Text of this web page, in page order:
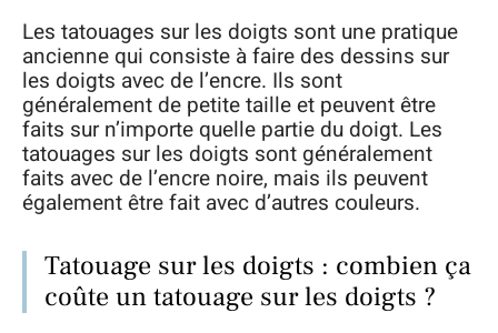
Les tatouages sur les doigts sont une pratique
ancienne qui consiste à faire des dessins sur
les doigts avec de l’encre. Ils sont
généralement de petite taille et peuvent être
faits sur n’importe quelle partie du doigt. Les
tatouages sur les doigts sont généralement
faits avec de l’encre noire, mais ils peuvent
également être fait avec d’autres couleurs.
Tatouage sur les doigts : combien ça
coûte un tatouage sur les doigts ?